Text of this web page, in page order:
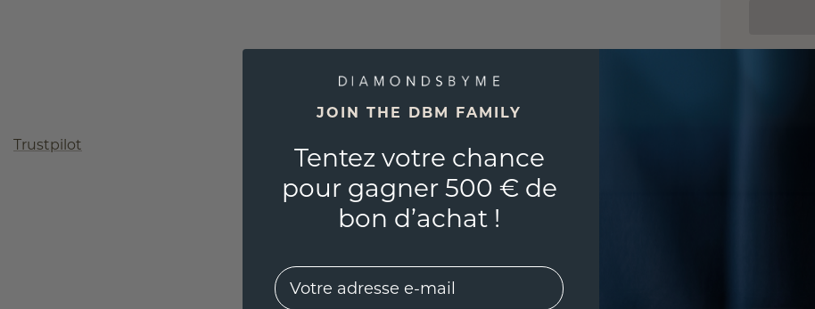
Trustpilot
JOIN THE DBM FAMILY
Tentez votre chance
pour gagner 500 € de
bon d’achat !
EMail